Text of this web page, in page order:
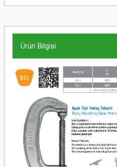
Ürün Bilgisi